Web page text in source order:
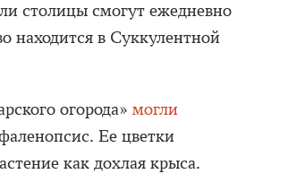
столицы смогут ежедневно
находится в Суккулентной
огорода» могли
Ее цветки
как дохлая крыса.